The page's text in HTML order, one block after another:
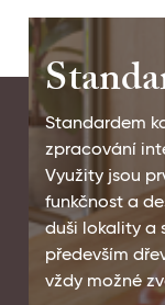
Standardem
zpracování
Využity jsou
funkčnost a
duši lokality a
především
vždy možné